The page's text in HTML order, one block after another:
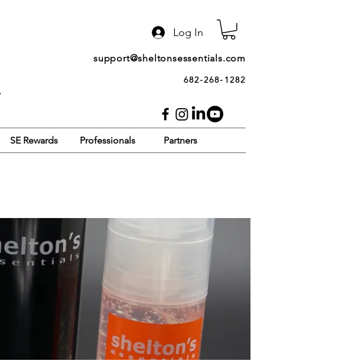
Log In
support@sheltonsessentials.com
682-268-1282
SE Rewards Professionals Partners